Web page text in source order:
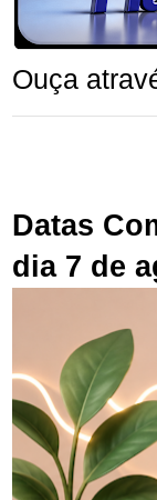
Ouça
Datas
dia 7 de